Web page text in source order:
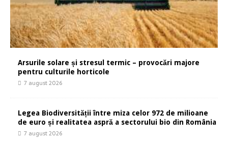
Arsurile solare și stresul termic – provocări majore
pentru culturile horticole
7 august 2026
Legea Biodiversității între miza celor 972 de milioane
de euro și realitatea aspră a sectorului bio din România
7 august 2026